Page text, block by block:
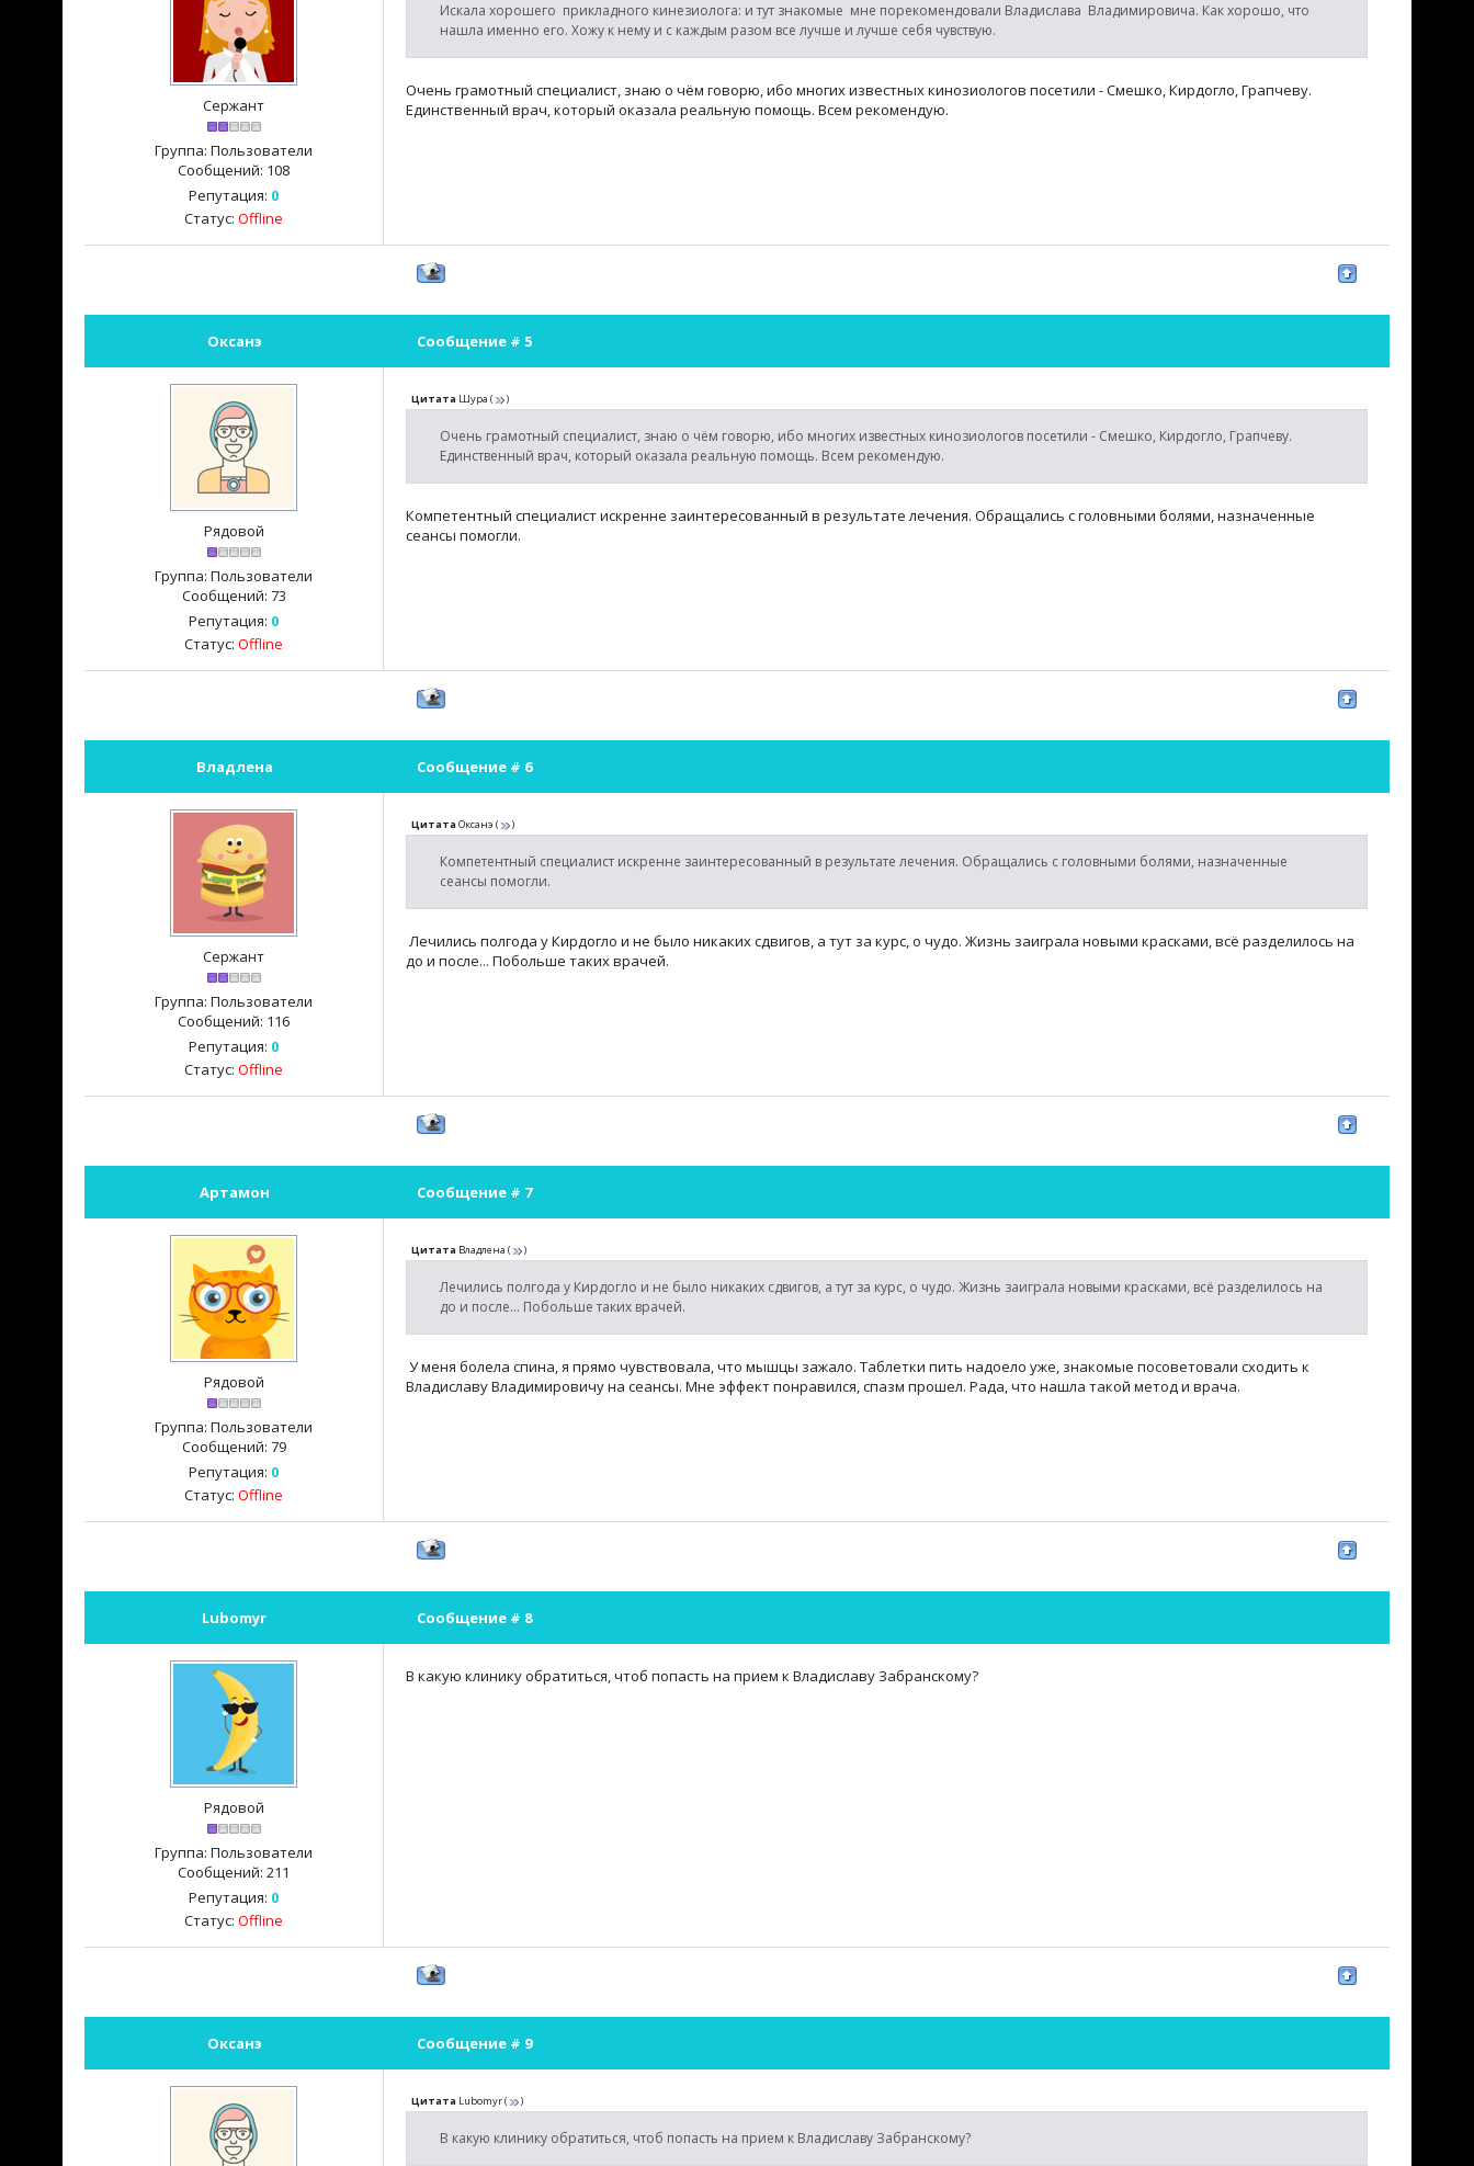
Сержант
Группа: Пользователи
Сообщений: 108
Репутация: 0
Статус: Offline
Искала хорошего прикладного кинезиолога: и тут знакомые мне порекомендовали Владислава Владимировича. Как хорошо, что
нашла именно его. Хожу к нему и с каждым разом все лучше и лучше себя чувствую.
Очень грамотный специалист, знаю о чём говорю, ибо многих известных кинозиологов посетили - Смешко, Кирдогло, Грапчеву.
Единственный врач, который оказала реальную помощь. Всем рекомендую.
Оксанэ Сообщение # 5
Рядовой
Группа: Пользователи
Сообщений: 73
Репутация: 0
Статус: Offline
Цитата Шура ( )
Очень грамотный специалист, знаю о чём говорю, ибо многих известных кинозиологов посетили - Смешко, Кирдогло, Грапчеву.
Единственный врач, который оказала реальную помощь. Всем рекомендую.
Компетентный специалист искренне заинтересованный в результате лечения. Обращались с головными болями, назначенные
сеансы помогли.
Владлена Сообщение # 6
Сержант
Группа: Пользователи
Сообщений: 116
Репутация: 0
Статус: Offline
ЦитатаОксанэ ( )
Компетентный специалист искренне заинтересованный в результате лечения. Обращались с головными болями, назначенные
сеансы помогли.
Лечились полгода у Кирдогло и не было никаких сдвигов, а тут за курс, о чудо. Жизнь заиграла новыми красками, всё разделилось на
до и после... Побольше таких врачей.
Артамон Сообщение # 7
Рядовой
Группа: Пользователи
Сообщений: 79
Репутация: 0
Статус: Offline
Цитата Владлена ( )
Лечились полгода у Кирдогло и не было никаких сдвигов, а тут за курс, о чудо. Жизнь заиграла новыми красками, всё разделилось на
до и после... Побольше таких врачей.
У меня болела спина, я прямо чувствовала, что мышцы зажало. Таблетки пить надоело уже, знакомые посоветовали сходить к
Владиславу Владимировичу на сеансы. Мне эффект понравился, спазм прошел. Рада, что нашла такой метод и врача.
Lubomyr Сообщение # 8
Рядовой
Группа: Пользователи
Сообщений: 211
Репутация: 0
Статус: Offline
В какую клинику обратиться, чтоб попасть на прием к Владиславу Забранскому?
Оксанэ Сообщение # 9
Цитата Lubomyr( )
В какую клинику обратиться, чтоб попасть на прием к Владиславу Забранскому?